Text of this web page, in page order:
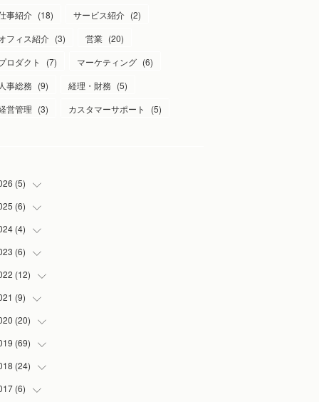
事紹介 (18) サービス紹介 (2)
フィス紹介 (3) 営業 (20)
ロダクト
(7) マーケティング (6)
人事総務 (9) 経理・財務 (5)
営管理 (3) カスタマーサポート (5)
(5)
(
)
(
)
(
)
(1
(6)
(
)
(
)
(3
(
)
(4)
(
)
(1
(
)
(1
(6)
(2
(
)
(3
(12)
(
)
(1
(1
(1
(
)
(9)
(1
(2
(2
(
)
(20)
(1
(7
(
)
(69)
(20
)
(
)
(24)
(
)
(6)